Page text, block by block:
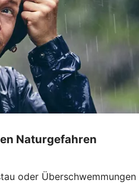
Naturgefahren
oder Überschwemmungen